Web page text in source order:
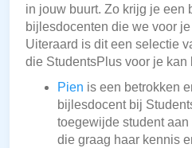
in jouw buurt. Zo krijg je een
bijlesdocenten die we voor
Uiteraard is dit een selectie
die StudentsPlus voor je kan
Pien is een betrokken
bijlesdocent bij
toegewijde student
die graag haar kennis